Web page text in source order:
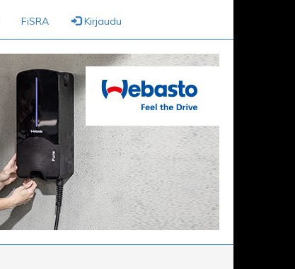
FiSRA Kirjaudu